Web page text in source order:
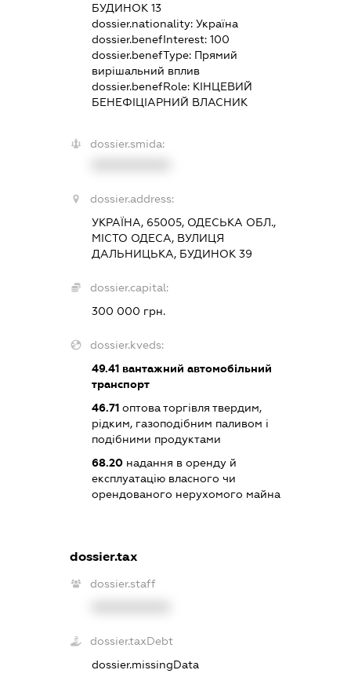
БУДИНОК 13
dossier.nationality:Україна
dossier.benefInterest:100
dossier.benefType: Прямий
вирішальний вплив
dossier.benefRole: КІНЦЕВИЙ
БЕНЕФІЦІАРНИЙ ВЛАСНИК
dossier.smida:
dossier.address:
УКРАЇНА, 65005, ОДЕСЬКА ОБЛ.,
МІСТО ОДЕСА, ВУЛИЦЯ
ДАЛЬНИЦЬКА, БУДИНОК 39
dossier.capital:
300 000 грн.
dossier.kveds:
49.41 вантажний автомобільний
транспорт
46.71 оптова торгівля твердим,
рідким, газоподібним паливом і
подібними продуктами
68.20 надання в оренду й
експлуатацію власного чи
орендованого нерухомого майна
dossier.tax
dossier.staff
dossier.taxDebt
dossier.missingData